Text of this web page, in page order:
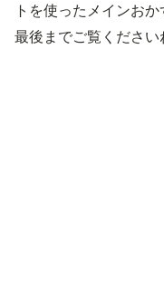
トを使ったメインお
最後までご覧ください